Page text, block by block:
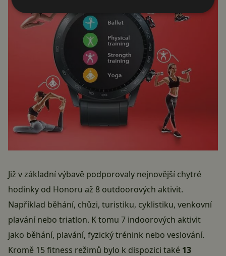
Již v základní výbavě podporovaly nejnovější chytré
hodinky od Honoru až 8 outdoorových aktivit.
Například běhání, chůzi, turistiku, cyklistiku, venkovní
plavání nebo triatlon. K tomu 7 indoorových aktivit
jako běhání, plavání, fyzický trénink nebo veslování.
Kromě 15 fitness režimů bylo k dispozici také 13